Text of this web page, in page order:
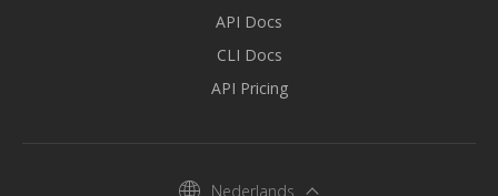
API Docs
CLI Docs
API Pricing
Nederlands